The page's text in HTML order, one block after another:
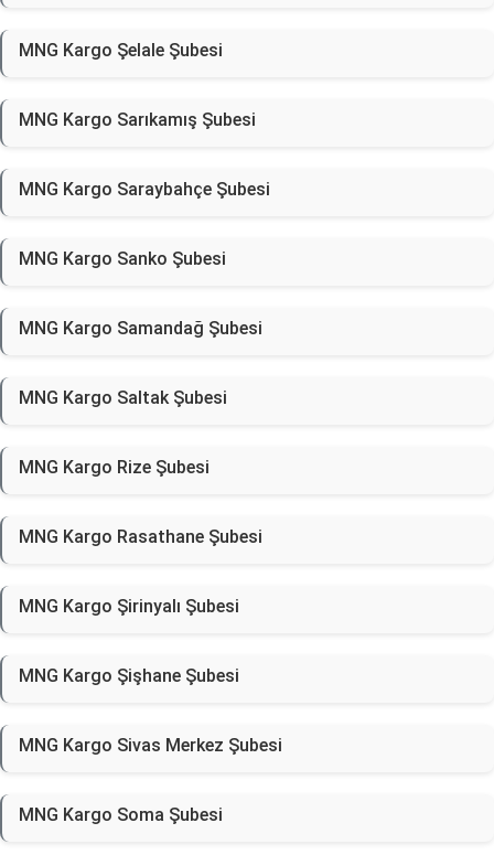
MNG Kargo Şelale Şubesi
MNG Kargo Sarıkamış Şubesi
MNG Kargo Saraybahçe Şubesi
MNG Kargo Sanko Şubesi
MNG Kargo Samandağ Şubesi
MNG Kargo Saltak Şubesi
MNG Kargo Rize Şubesi
MNG Kargo Rasathane Şubesi
MNG Kargo Şirinyalı Şubesi
MNG Kargo Şişhane Şubesi
MNG Kargo Sivas Merkez Şubesi
MNG Kargo Soma Şubesi